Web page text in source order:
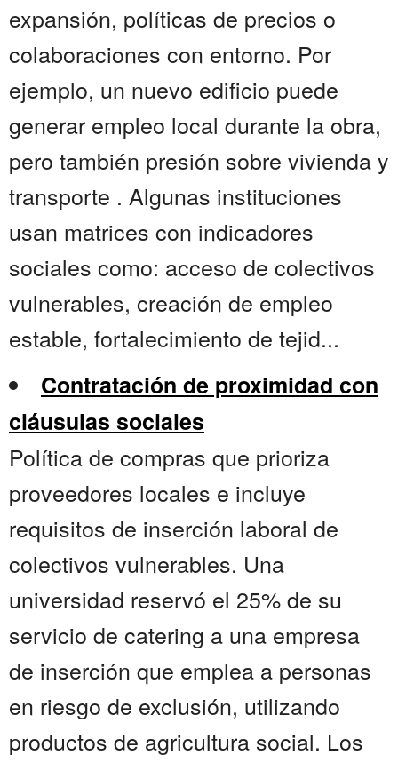
expansión, políticas de precios o
colaboraciones con entorno. Por
ejemplo, un nuevo edificio puede
generar empleo local durante la obra,
pero también presión sobre vivienda y
transporte . Algunas instituciones
usan matrices con indicadores
sociales como: acceso de colectivos
vulnerables, creación de empleo
estable, fortalecimiento de tejid...
Contratación de proximidad con
cláusulas sociales
Política de compras que prioriza
proveedores locales e incluye
requisitos de inserción laboral de
colectivos vulnerables. Una
universidad reservó el 25% de su
servicio de catering a una empresa
de inserción que emplea a personas
en riesgo de exclusión, utilizando
productos de agricultura social. Los